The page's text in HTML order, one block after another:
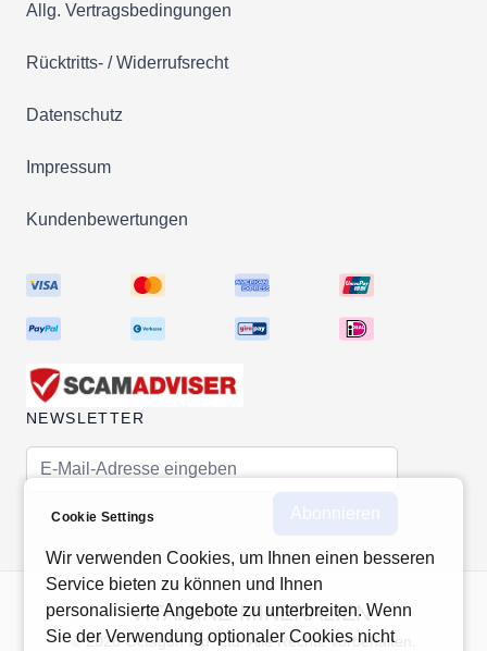
Allg. Vertragsbedingungen
Rücktritts- / Widerrufsrecht
Datenschutz
Impressum
Kundenbewertungen
NEWSLETTER
E-Mail-Adresse
VITAMINE-MINERALIEN
© 2026 Octagon Ind. Ltd. Alle Rechte vorbehalten.
Cookie Settings
Wir verwenden Cookies, um Ihnen einen besseren
Service bieten zu können und Ihnen
personalisierte Angebote zu unterbreiten. Wenn
Sie der Verwendung optionaler Cookies nicht